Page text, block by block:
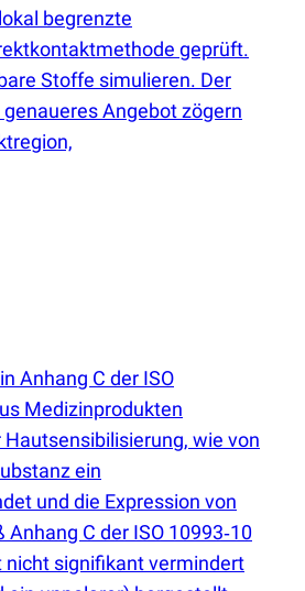
begrenzte
geprüft.
Stoffe simulieren. Der
Angebot zögern
Anhang C der ISO
Medizinprodukten
Hautsensibilisierung, wie von
ein
und die Expression von
C der ISO 10993‑10
nicht signifikant vermindert